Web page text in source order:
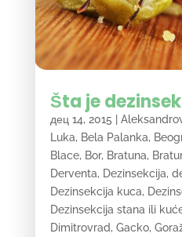
Šta je
дец 14, 2015 |
Luka, Bela Palanka,
Blace, Bor, Bratuna,
Derventa, Dezinsekcija,
Dezinsekcija kuca,
Dezinsekcija stana ili
Dimitrovrad, Gacko,